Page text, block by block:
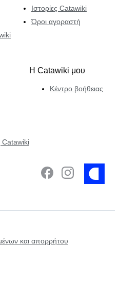
Ιστορίες Catawiki
Όροι αγοραστή
Catawiki
Η Catawiki μου
Κέντρο βοήθειας
και απορρήτου